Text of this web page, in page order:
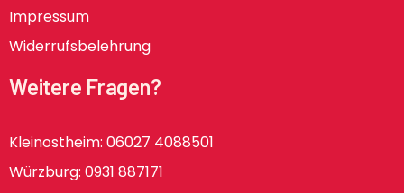
Impressum
Widerrufsbelehrung
Weitere Fragen?
Kleinostheim: 06027 4088501
Würzburg: 0931 887171